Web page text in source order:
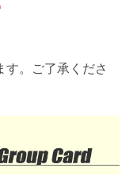
。ご了承くださ